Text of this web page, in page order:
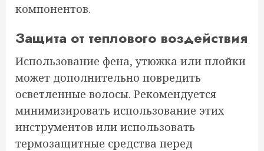
компонентов.
Защита от теплового воздействия
Использование фена, утюжка или плойки
может дополнительно повредить
осветленные волосы. Рекомендуется
минимизировать использование этих
инструментов или использовать
термозащитные средства перед